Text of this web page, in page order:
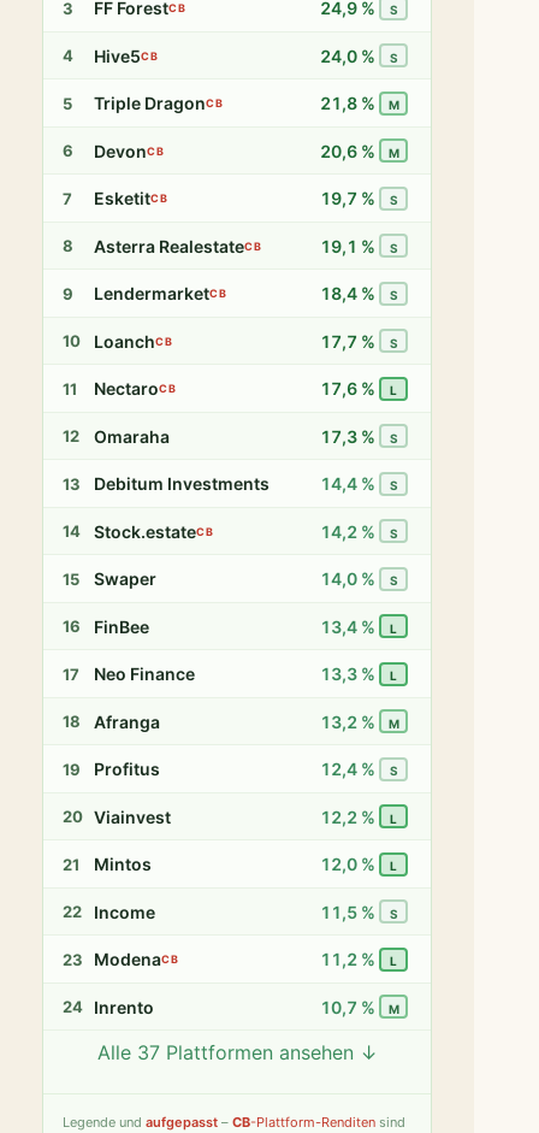
3 FF ForestCB 24,9 % S
4 Hive5CB 24,0 % S
5 Triple DragonCB 21,8 % M
6 DevonCB 20,6 % M
7 EsketitCB 19,7 % S
8 Asterra RealestateCB 19,1 % S
9 LendermarketCB 18,4 % S
10 LoanchCB 17,7 % S
11 NectaroCB 17,6 % L
12 Omaraha 17,3 % S
13 Debitum Investments 14,4 % S
14 Stock.estateCB 14,2 % S
15 Swaper 14,0 % S
16 FinBee 13,4 % L
17 Neo Finance 13,3 % L
18 Afranga 13,2 % M
19 Profitus 12,4 % S
20 Viainvest 12,2 % L
21 Mintos 12,0 % L
22 Income 11,5 % S
23 ModenaCB 11,2 % L
24 Inrento 10,7 % M
Twino 9,8 %
Alle 37 Plattformen ansehen ↓
Legende und aufgepasst – CB-Plattform-Renditen sind